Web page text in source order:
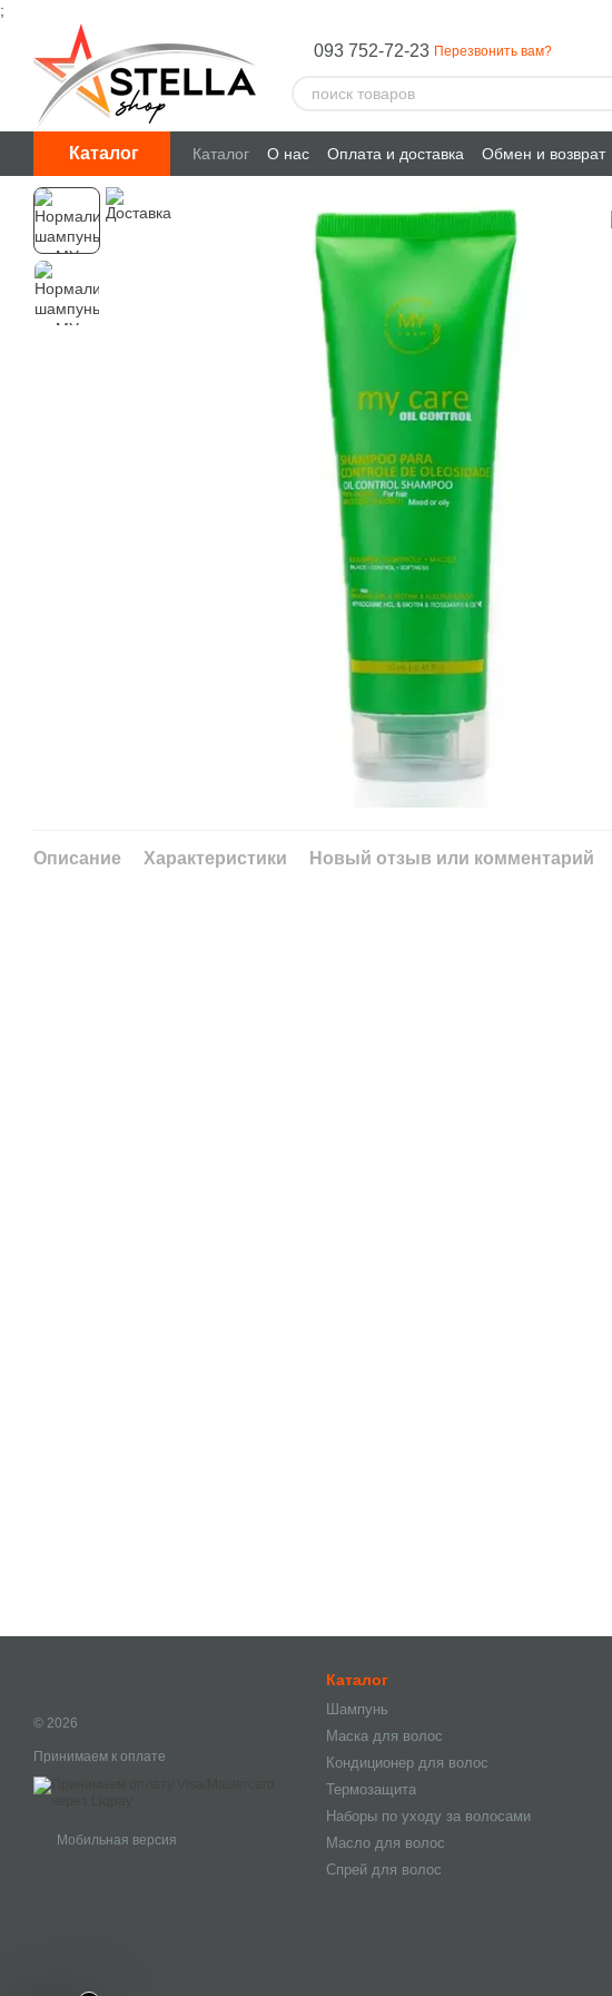
;
Перейти к основному контенту
093 752-72-23 Перезвонить вам?
Каталог Каталог О нас Оплата и доставка Обмен и возврат
Описание Характеристики Новый отзыв или комментарий
© 2026
Принимаем к оплате
Мобильная версия
Каталог
Шампунь
Маска для волос
Кондиционер для волос
Термозащита
Наборы по уходу за волосами
Масло для волос
Спрей для волос